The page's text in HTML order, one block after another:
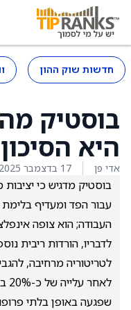
חדשות שוק ההון
בוסטיק
היא
אדי פן 17 בדצמבר 2025
בוסטיק מדגיש כי
עבור הפד ומעדיף
העבודה; הוא צופה אינפלציה מעל
לדבריו, הורדות ריבית
לטריטוריה מרחיבה,
שפגעה באופן בלתי